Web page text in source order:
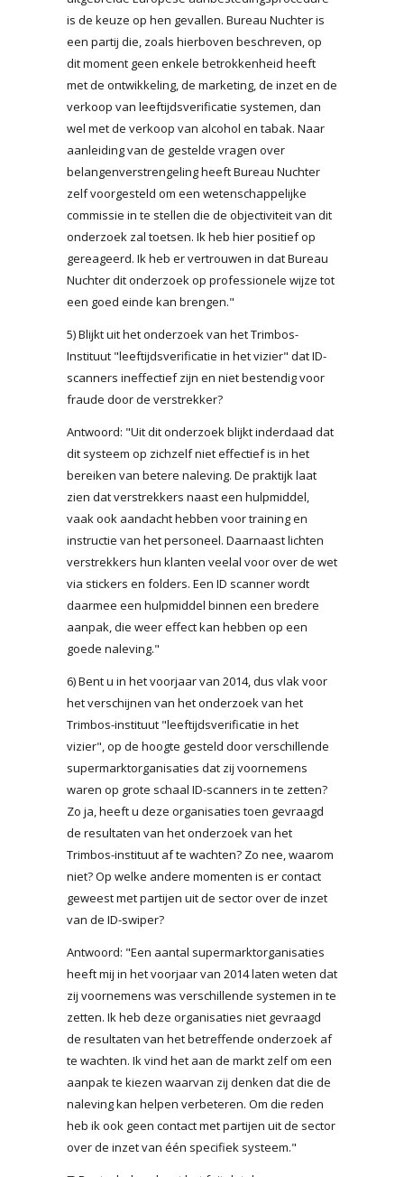
is de keuze op hen gevallen. Bureau Nuchter is
een partij die, zoals hierboven beschreven, op
dit moment geen enkele betrokkenheid heeft
met de ontwikkeling, de marketing, de inzet en de
verkoop van leeftijdsverificatie systemen, dan
wel met de verkoop van alcohol en tabak. Naar
aanleiding van de gestelde vragen over
belangenverstrengeling heeft Bureau Nuchter
zelf voorgesteld om een wetenschappelijke
commissie in te stellen die de objectiviteit van dit
onderzoek zal toetsen. Ik heb hier positief op
gereageerd. Ik heb er vertrouwen in dat Bureau
Nuchter dit onderzoek op professionele wijze tot
een goed einde kan brengen."
5) Blijkt uit het onderzoek van het Trimbos-
Instituut "leeftijdsverificatie in het vizier" dat ID-
scanners ineffectief zijn en niet bestendig voor
fraude door de verstrekker?
Antwoord: "Uit dit onderzoek blijkt inderdaad dat
dit systeem op zichzelf niet effectief is in het
bereiken van betere naleving. De praktijk laat
zien dat verstrekkers naast een hulpmiddel,
vaak ook aandacht hebben voor training en
instructie van het personeel. Daarnaast lichten
verstrekkers hun klanten veelal voor over de wet
via stickers en folders. Een ID scanner wordt
daarmee een hulpmiddel binnen een bredere
aanpak, die weer effect kan hebben op een
goede naleving."
6) Bent u in het voorjaar van 2014, dus vlak voor
het verschijnen van het onderzoek van het
Trimbos-instituut "leeftijdsverificatie in het
vizier", op de hoogte gesteld door verschillende
supermarktorganisaties dat zij voornemens
waren op grote schaal ID-scanners in te zetten?
Zo ja, heeft u deze organisaties toen gevraagd
de resultaten van het onderzoek van het
Trimbos-instituut af te wachten? Zo nee, waarom
niet? Op welke andere momenten is er contact
geweest met partijen uit de sector over de inzet
van de ID-swiper?
Antwoord: "Een aantal supermarktorganisaties
heeft mij in het voorjaar van 2014 laten weten dat
zij voornemens was verschillende systemen in te
zetten. Ik heb deze organisaties niet gevraagd
de resultaten van het betreffende onderzoek af
te wachten. Ik vind het aan de markt zelf om een
aanpak te kiezen waarvan zij denken dat die de
naleving kan helpen verbeteren. Om die reden
heb ik ook geen contact met partijen uit de sector
over de inzet van één specifiek systeem."